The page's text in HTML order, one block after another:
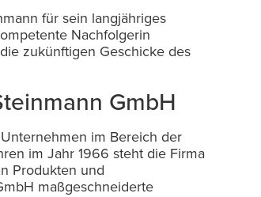
für sein langjähriges
Nachfolgerin
zukünftigen Geschicke des
GmbH
im Bereich der
im Jahr 1966 steht die Firma
Produkten und
maßgeschneiderte